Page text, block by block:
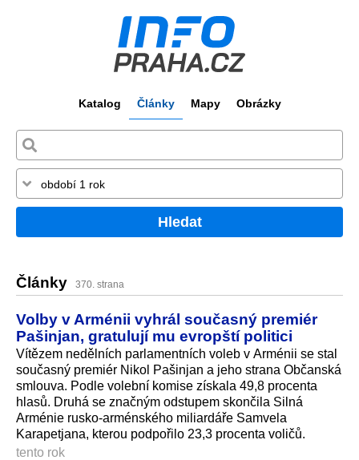
Katalog Články Mapy Obrázky
Hledat
Články 370. strana
Volby v Arménii vyhrál současný premiér
Pašinjan, gratulují mu evropští politici
Vítězem nedělních parlamentních voleb v Arménii se stal
současný premiér Nikol Pašinjan a jeho strana Občanská
smlouva. Podle volební komise získala 49,8 procenta
hlasů. Druhá se značným odstupem skončila Silná
Arménie rusko-arménského miliardáře Samvela
Karapetjana, kterou podpořilo 23,3 procenta voličů.
tento rok